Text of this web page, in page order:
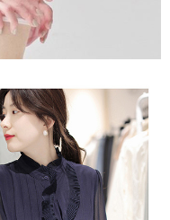
，請聯繫「AFTEE先享後付
support/home
並將交易相關給付款項請求債
：
監護人之同意方可使用
之損失，本公司不負相關責
帳號之用戶狀況，依本公司即
情形，本公司將視審查結果
費